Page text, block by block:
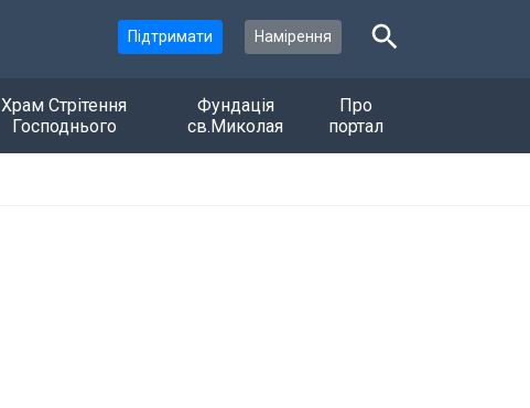
Підтримати Намірення
Храм Стрітення
Господнього
Фундація
св.Миколая
Про
портал